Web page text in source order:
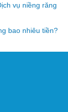
vụ niềng răng
bao nhiêu tiền?